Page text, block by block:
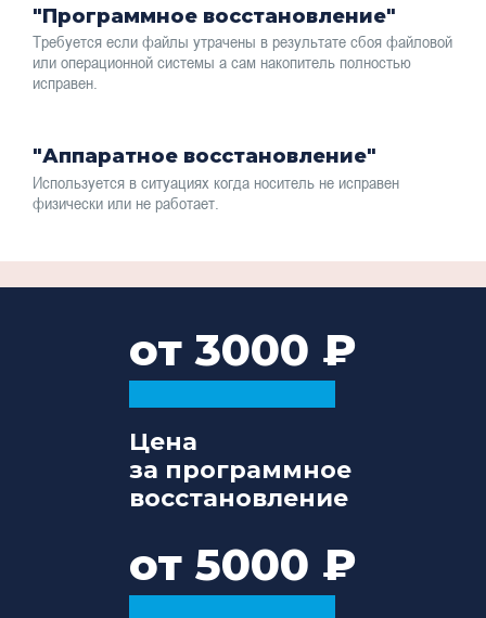
"Программное восстановление"
Требуется если файлы утрачены в результате сбоя файловой
или операционной системы а сам накопитель полностью
исправен.
"Аппаратное восстановление"
Используется в ситуациях когда носитель не исправен
физически или не работает.
от 3000
Цена
за программное
восстановление
от 5000